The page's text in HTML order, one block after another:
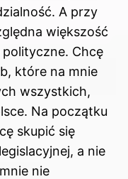
A przy
większość
polityczne. Chcę
które na mnie
wszystkich,
Na początku
skupić się
a nie
nie